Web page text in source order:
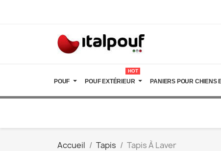
POUF POUF EXTÉRIEUR
HOT
PANIERS POUR CHIENS
Accueil Tapis Tapis À Laver